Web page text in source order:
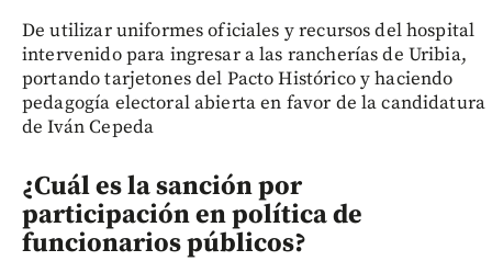
De utilizar uniformes oficiales y recursos del hospital
intervenido para ingresar a las rancherías de Uribia,
portando tarjetones del Pacto Histórico y haciendo
pedagogía electoral abierta en favor de la candidatura
de Iván Cepeda
¿Cuál es la sanción por
participación en política de
funcionarios públicos?